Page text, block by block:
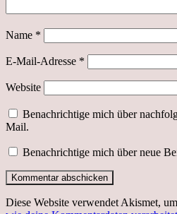
Name *
E-Mail-Adresse *
Website
Benachrichtige mich über
Mail.
Benachrichtige mich über neue
Diese Website verwendet Akismet,